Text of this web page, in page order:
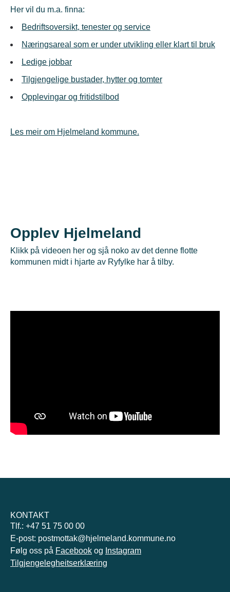
Her vil du m.a. finna:
Bedriftsoversikt, tenester og service
Næringsareal som er under utvikling eller klart til bruk
Ledige jobbar
Tilgjengelige bustader, hytter og tomter
Opplevingar og fritidstilbod
Les meir om Hjelmeland kommune.
Opplev Hjelmeland
Klikk på videoen her og sjå noko av det denne flotte
kommunen midt i hjarte av Ryfylke har å tilby.
KONTAKT
Tlf.: +47 51 75 00 00
E-post: postmottak@hjelmeland.kommune.no
Følg oss på Facebook og Instagram
Tilgjengelegheitserklæring